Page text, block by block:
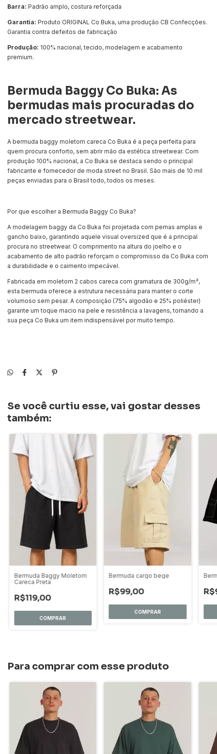
Barra: Padrão amplo, costura reforçada
Garantia: Produto ORIGINAL Co Buka, uma produção CB Confecções.
Garantia contra defeitos de fabricação
Produção: 100% nacional, tecido, modelagem e acabamento
premium.
Bermuda Baggy Co Buka: As
bermudas mais procuradas do
mercado streetwear.
A bermuda baggy moletom careca Co Buka é a peça perfeita para
quem procura conforto, sem abrir mão da estética streetwear. Com
produção 100% nacional, a Co Buka se destaca sendo o principal
fabricante e fornecedor de moda street no Brasil. São mais de 10 mil
peças enviadas para o Brasil todo, todos os meses.
Por que escolher a Bermuda Baggy Co Buka?
A modelagem baggy da Co Buka foi projetada com pernas amplas e
gancho baixo, garantindo aquele visual oversized que é a principal
procura no streetwear. O comprimento na altura do joelho e o
acabamento de alto padrão reforçam o compromisso da Co Buka com
a durabilidade e o caimento impecável.
Fabricada em moletom 2 cabos careca com gramatura de 300g/m²,
esta bermuda oferece a estrutura necessária para manter o corte
volumoso sem pesar. A composição (75% algodão e 25% poliéster)
garante um toque macio na pele e resistência a lavagens, tornando a
sua peça Co Buka um item indispensável por muito tempo.
Se você curtiu esse, vai gostar desses
também:
Bermuda Baggy Moletom
Careca Preta
R$119,00
COMPRAR
Bermuda cargo bege
R$99,00
COMPRAR
Para comprar com esse produto